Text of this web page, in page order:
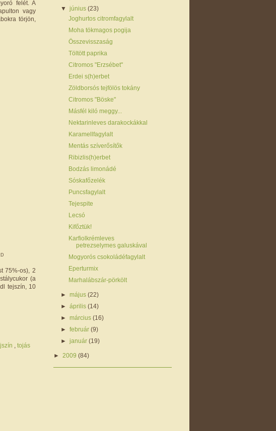
felét. A
vagy
törjön,
75%-os), 2
(a
tejszín, 10
tojás
▼június(23)
Joghurtos citromfagylalt
Moha tökmagos pogija
Összevisszaság
Töltött paprika
Citromos "Erzsébet"
Erdei s(h)erbet
Zöldborsós tejfölös tokány
Citromos "Böske"
Másfél kiló meggy...
Nektarinleves darakockákkal
Karamellfagylalt
Mentás szíverősítők
Ribizlis(h)erbet
Bodzás limonádé
Sóskafőzelék
Puncsfagylalt
Tejespite
Lecsó
Kifőztük!
Karfiolkrémleves
petrezselymes galuskával
Mogyorós csokoládéfagylalt
Eperturmix
Marhalábszár-pörkölt
►május(22)
►április(14)
►március(16)
►február(9)
►január(19)
► 2009 (84)